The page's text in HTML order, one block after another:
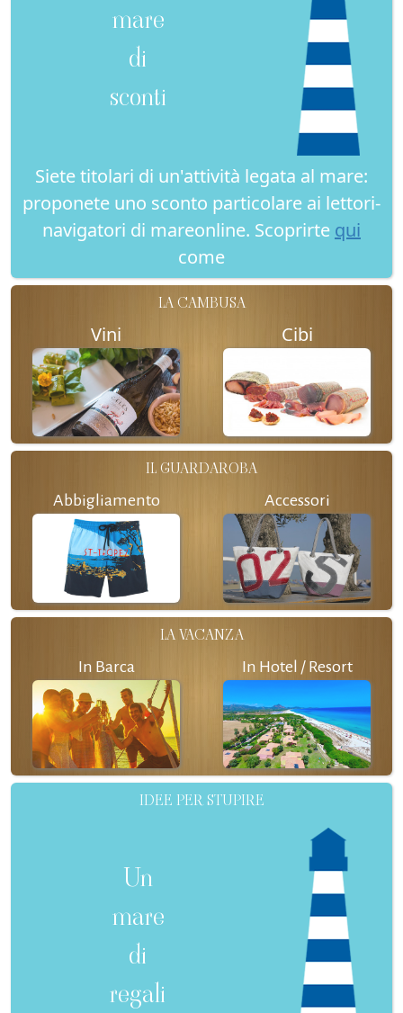
mare
di
sconti
Siete titolari di un'attività legata al mare:
proponete uno sconto particolare ai lettori-
navigatori di mareonline. Scoprirte qui
come
LA CAMBUSA
Vini Cibi
IL GUARDAROBA
Abbigliamento Accessori
LA VACANZA
In Barca In Hotel / Resort
IDEE PER STUPIRE
Un
mare
di
regali